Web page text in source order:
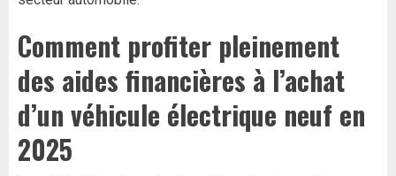
Comment profiter pleinement
des aides financières à l’achat
d’un véhicule électrique neuf en
2025